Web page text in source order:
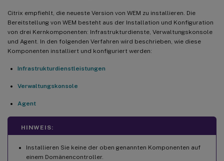
Citrix empfiehlt, die neueste Version von WEM zu installieren. Die
Bereitstellung von WEM besteht aus der Installation und Konfiguration
von drei Kernkomponenten: Infrastrukturdienste, Verwaltungskonsole
und Agent. In den folgenden Verfahren wird beschrieben, wie diese
Komponenten installiert und konfiguriert werden:
Infrastrukturdienstleistungen
Verwaltungskonsole
Agent
HINWEIS:
Installieren Sie keine der oben genannten Komponenten auf
einem Domänencontroller.